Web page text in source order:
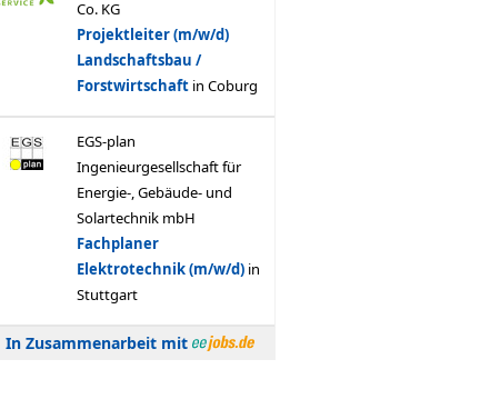
In Zusammenarbeit mit